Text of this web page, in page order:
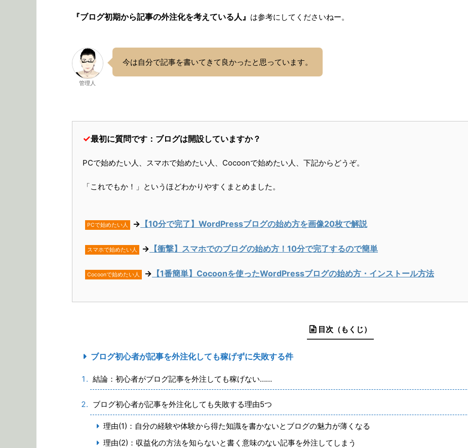
『ブログ初期から記事の外注化を考えている人』 は参考にしてくださいねー。
管理人
今は自分で記事を書いてきて良かったと思っています。
✓最初に質問です：ブログは開設していますか？
PCで始めたい人、スマホで始めたい人、Cocoonで始めたい人、下記からどうぞ。
「これでもか！」というほどわかりやすくまとめました。
PCで始めたい人 → 【10分で完了】WordPressブログの始め方を画像20枚で解説
スマホで始めたい人 → 【衝撃】スマホでのブログの始め方！10分で完了するので簡単
Cocoonで始めたい人 → 【1番簡単】Cocoonを使ったWordPressブログの始め方・インストール方法
目次（もくじ）
ブログ初心者が記事を外注化しても稼げずに失敗する件
結論：初心者がブログ記事を外注しても稼げない……
ブログ初心者が記事を外注化しても失敗する理由5つ
理由(1)：自分の経験や体験から得た知識を書かないとブログの魅力が薄くなる
理由(2)：収益化の方法を知らないと書く意味のない記事を外注してしまう